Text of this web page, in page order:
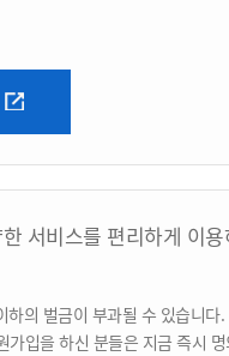
서비스를 편리하게 이
의 벌금이 부과될 수 있습니다.
입을 하신 분들은 지금 즉시